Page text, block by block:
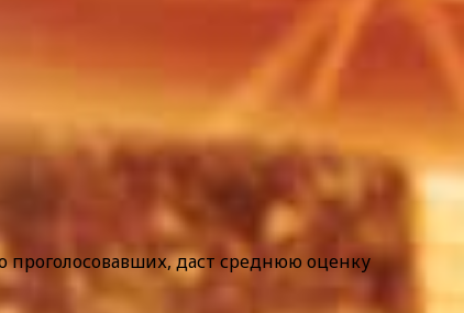
проголосовавших, даст среднюю оценку